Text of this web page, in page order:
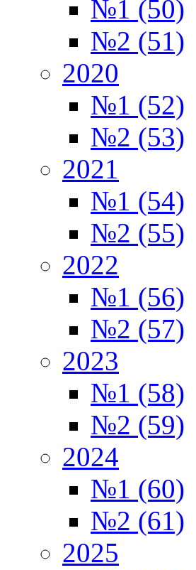
№1 (50)
№2 (51)
2020
№1 (52)
№2 (53)
2021
№1 (54)
№2 (55)
2022
№1 (56)
№2 (57)
2023
№1 (58)
№2 (59)
2024
№1 (60)
№2 (61)
2025